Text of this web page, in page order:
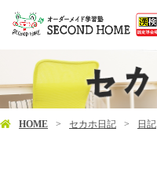
HOME セカホ日記 日記